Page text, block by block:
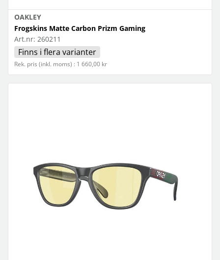
OAKLEY
Frogskins Matte Carbon Prizm Gaming
Art.nr: 260211
Finns i flera varianter
Rek. pris (inkl. moms) : 1 660,00 kr